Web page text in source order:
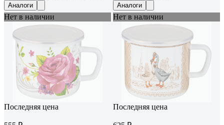
Аналоги Аналоги
Нет в наличии
Последняя цена
Нет в наличии
Последняя цена